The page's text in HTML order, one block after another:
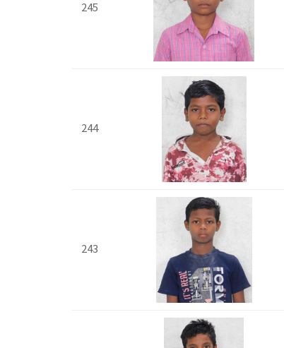
245
244
243